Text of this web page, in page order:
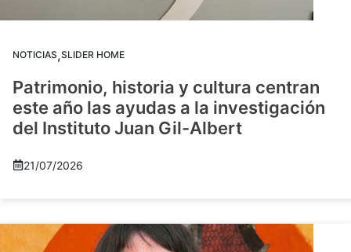
NOTICIAS,SLIDER HOME
Patrimonio, historia y cultura centran
este año las ayudas a la investigación
del Instituto Juan Gil-Albert
21/07/2026